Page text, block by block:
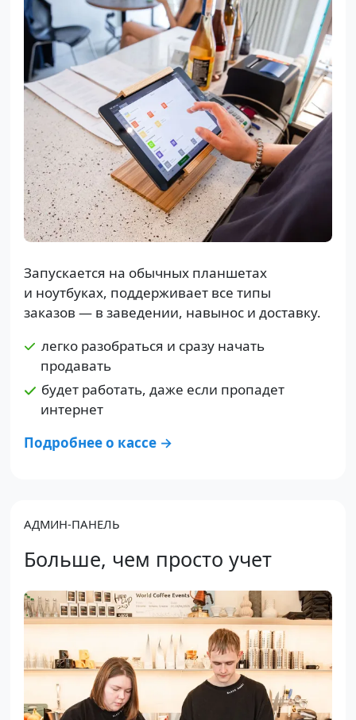
Запускается на обычных планшетах
и ноутбуках, поддерживает все типы
заказов — в заведении, навынос и доставку.
легко разобраться и сразу начать
продавать
будет работать, даже если пропадет
интернет
Подробнее о кассе →
АДМИН-ПАНЕЛЬ
Больше, чем просто учет